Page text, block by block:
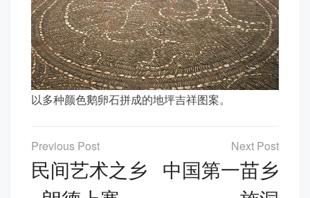
以多种颜色鹅卵石拼成的地坪吉祥图案。
文
章
导
民间艺术之乡 中国第一苗乡